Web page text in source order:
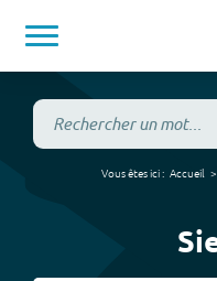
Vous êtes ici : Accueil